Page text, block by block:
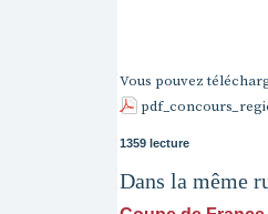
Vous pouvez
1359 lecture
Dans la même